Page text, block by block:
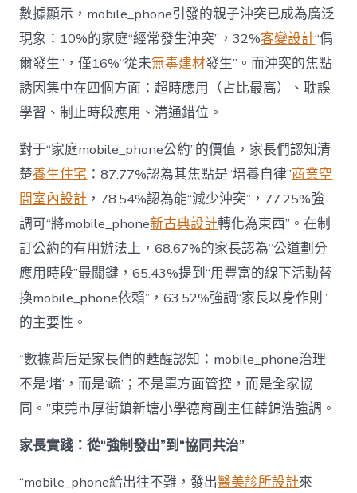
數據顯示，mobile_phone引發的親子沖突已成為廣泛
現象：10%的家庭“經常發生沖突”，32%客變設計“偶
爾發生”，僅16%“從未無毒建材發生”。而沖突的焦點
誘因集中在四個方面：超時應用（占比最高）、耽誤
學習、制止時段應用、溝通錯位。
對于“家庭mobile_phone公約”的價值，家長們認知清
楚養生住宅 ：87.77%認為其焦點是“培養自律”商業空
間室內設計 ，78.54%認為能“減少沖突”，77.25%強
調可“將mobile_phone新古典設計轉化為東西”。在制
訂公約的有用辦法上，68.67%的家長認為“公道劃分
應用時段”最關鍵，65.43%提到“用豐富的線下活動替
換mobile_phone依賴”，63.52%強調“家長以身作則”
的主要性。
“數據背后是家長們的甦醒認知：mobile_phone治理
不是‘堵’，而是‘疏’；不是單方面管控，而是全家協
同。”東莞市厚街鎮新塘小學德育副主任薛錦浩強調。
家長實踐：從“強制發出”到“協同共治”
“mobile_phone給出往不難，發出醫美診所設計來